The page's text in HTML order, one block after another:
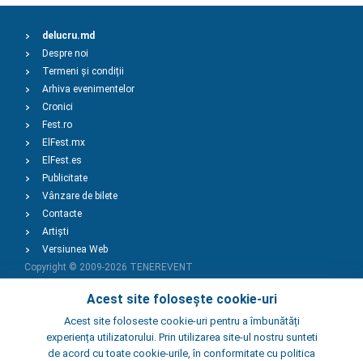
Acest site folosește cookie-uri
Acest site foloseste cookie-uri pentru a îmbunătăți
experiența utilizatorului. Prin utilizarea site-ul nostru sunteti
de acord cu toate cookie-urile, în conformitate cu politica
delucru.md
Despre noi
Termeni și condiții
Arhiva evenimentelor
Cronici
Fest.ro
ElFest.mx
ElFest.es
Publicitate
Vânzare de bilete
Contacte
Artiști
Versiunea Web
Copyright © 2009-2026 TENEREVENT
Adaugă Eveniment